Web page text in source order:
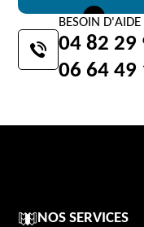
BESOIN D'AIDE
04 82 29
06 64 49
NOS SERVICES